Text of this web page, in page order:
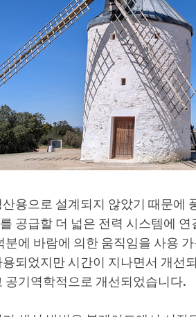
용으로 설계되지 않았기 때문에
공급할 더 넓은 전력 시스템에
분에 바람에 의한 움직임을 사용
되었지만 시간이 지나면서 개선
공기역학적으로 개선되었습니다.